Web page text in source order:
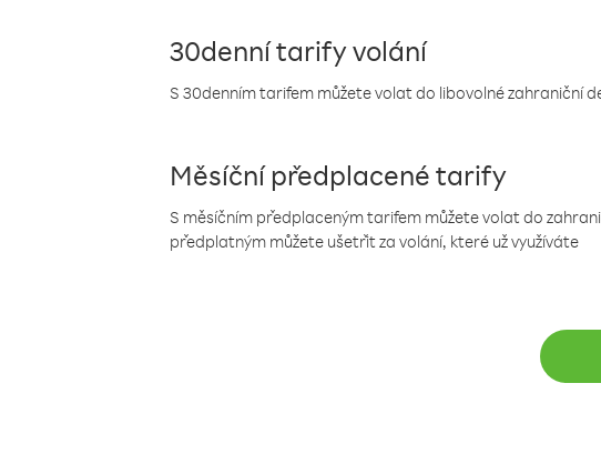
30denní tarify volání
S 30denním tarifem můžete volat do libovolné zahraniční
Měsíční předplacené tarify
S měsíčním předplaceným tarifem můžete volat do
předplatným můžete ušetřit za volání, které už využíváte